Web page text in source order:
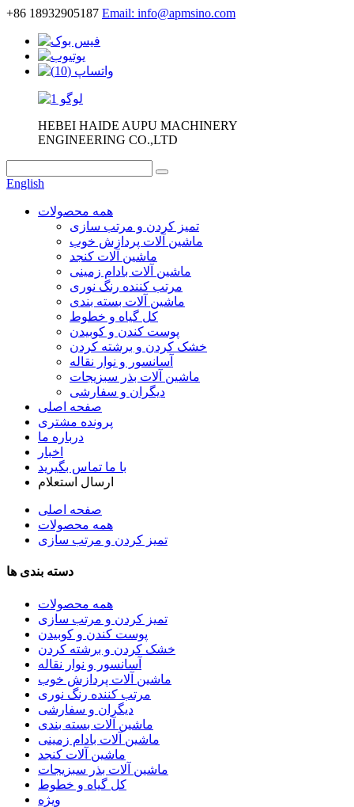
+86 18932905187 Email: info@apmsino.com
HEBEI HAIDE AUPU MACHINERY
ENGINEERING CO.,LTD
English
همه محصولات
تمیز کردن و مرتب سازی
ماشین آلات پردازش خوب
ماشین آلات کنجد
ماشین آلات بادام زمینی
مرتب کننده رنگ نوری
ماشین آلات بسته بندی
کل گیاه و خطوط
پوست کندن و کوبیدن
خشک کردن و برشته کردن
آسانسور و نوار نقاله
ماشین آلات بذر سبزیجات
دیگران و سفارشی
صفحه اصلی
پرونده مشتری
درباره ما
اخبار
با ما تماس بگیرید
ارسال استعلام
صفحه اصلی
همه محصولات
تمیز کردن و مرتب سازی
دسته بندی ها
همه محصولات
تمیز کردن و مرتب سازی
پوست کندن و کوبیدن
خشک کردن و برشته کردن
آسانسور و نوار نقاله
ماشین آلات پردازش خوب
مرتب کننده رنگ نوری
دیگران و سفارشی
ماشین آلات بسته بندی
ماشین آلات بادام زمینی
ماشین آلات کنجد
ماشین آلات بذر سبزیجات
کل گیاه و خطوط
ویژه